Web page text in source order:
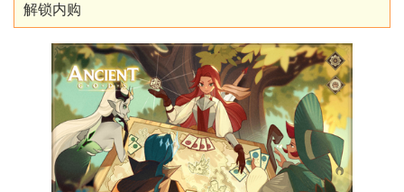
解锁内购